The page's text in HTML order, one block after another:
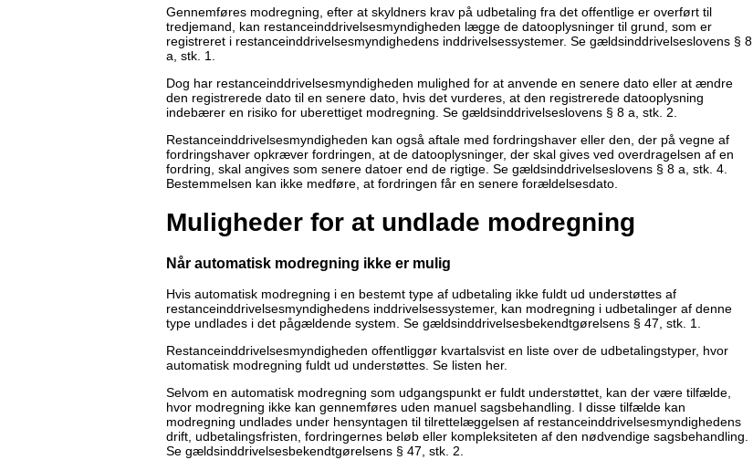
Gennemføres modregning, efter at skyldners krav på udbetaling fra det offentlige er overført til
tredjemand, kan restanceinddrivelsesmyndigheden lægge de datooplysninger til grund, som er
registreret i restanceinddrivelsesmyndighedens inddrivelsessystemer. Se gældsinddrivelseslovens § 8
a, stk. 1.
Dog har restanceinddrivelsesmyndigheden mulighed for at anvende en senere dato eller at ændre
den registrerede dato til en senere dato, hvis det vurderes, at den registrerede datooplysning
indebærer en risiko for uberettiget modregning. Se gældsinddrivelseslovens § 8 a, stk. 2.
Restanceinddrivelsesmyndigheden kan også aftale med fordringshaver eller den, der på vegne af
fordringshaver opkræver fordringen, at de datooplysninger, der skal gives ved overdragelsen af en
fordring, skal angives som senere datoer end de rigtige. Se gældsinddrivelseslovens § 8 a, stk. 4.
Bestemmelsen kan ikke medføre, at fordringen får en senere forældelsesdato.
Muligheder for at undlade modregning
Når automatisk modregning ikke er mulig
Hvis automatisk modregning i en bestemt type af udbetaling ikke fuldt ud understøttes af
restanceinddrivelsesmyndighedens inddrivelsessystemer, kan modregning i udbetalinger af denne
type undlades i det pågældende system. Se gældsinddrivelsesbekendtgørelsens § 47, stk. 1.
Restanceinddrivelsesmyndigheden offentliggør kvartalsvist en liste over de udbetalingstyper, hvor
automatisk modregning fuldt ud understøttes. Se listen her.
Selvom en automatisk modregning som udgangspunkt er fuldt understøttet, kan der være tilfælde,
hvor modregning ikke kan gennemføres uden manuel sagsbehandling. I disse tilfælde kan
modregning undlades under hensyntagen til tilrettelæggelsen af restanceinddrivelsesmyndighedens
drift, udbetalingsfristen, fordringernes beløb eller kompleksiteten af den nødvendige sagsbehandling.
Se gældsinddrivelsesbekendtgørelsens § 47, stk. 2.